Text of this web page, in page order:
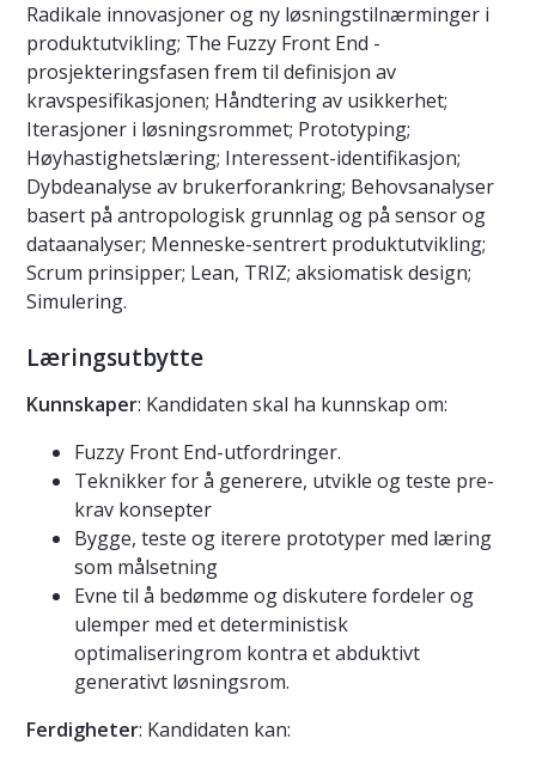
Radikale innovasjoner og ny løsningstilnærminger i
produktutvikling; The Fuzzy Front End -
prosjekteringsfasen frem til definisjon av
kravspesifikasjonen; Håndtering av usikkerhet;
Iterasjoner i løsningsrommet; Prototyping;
Høyhastighetslæring; Interessent-identifikasjon;
Dybdeanalyse av brukerforankring; Behovsanalyser
basert på antropologisk grunnlag og på sensor og
dataanalyser; Menneske-sentrert produktutvikling;
Scrum prinsipper; Lean, TRIZ; aksiomatisk design;
Simulering.
Læringsutbytte
Kunnskaper: Kandidaten skal ha kunnskap om:
Fuzzy Front End-utfordringer.
Teknikker for å generere, utvikle og teste pre-
krav konsepter
Bygge, teste og iterere prototyper med læring
som målsetning
Evne til å bedømme og diskutere fordeler og
ulemper med et deterministisk
optimaliseringrom kontra et abduktivt
generativt løsningsrom.
Ferdigheter: Kandidaten kan: